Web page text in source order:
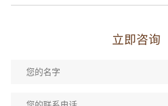
立即咨询